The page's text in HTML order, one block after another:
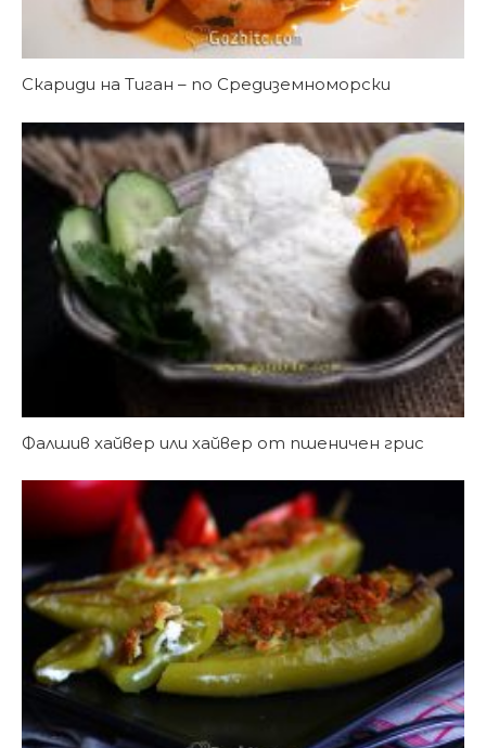
Скариди на Тиган – по Средиземноморски
Фалшив хайвер или хайвер от пшеничен грис